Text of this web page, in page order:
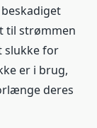
til strømmen
slukke for
er i brug,
deres